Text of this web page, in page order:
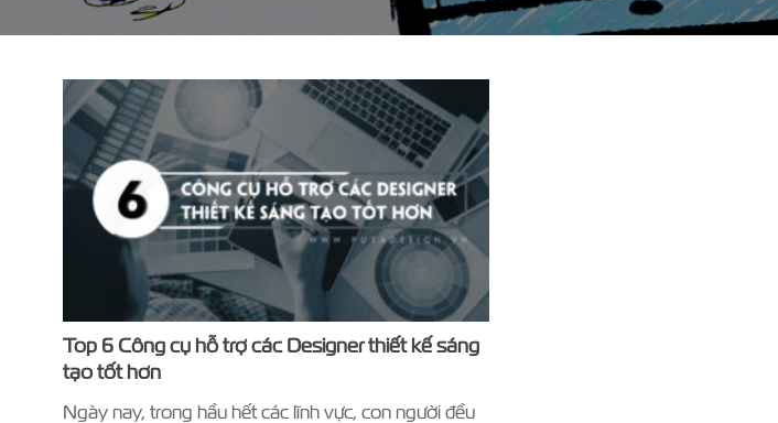
Top 6 Công cụ hỗ trợ các Designer thiết kế sáng
tạo tốt hơn
Ngày nay, trong hầu hết các lĩnh vực, con người đều